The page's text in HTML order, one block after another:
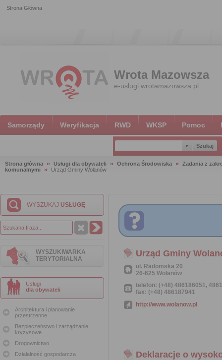
Strona Główna
Wrota Mazowsza
e-uslugi.wrotamazowsza.pl
Samorządy Weryfikacja RWD WKSP Pomoc
Strona główna Usługi dla obywateli Ochrona Środowiska
Zadania z
komunalnymi
Urząd Gminy Wolanów
WYSZUKAJ USŁUGĘ
WYSZUKIWARKA
TERYTORIALNA
Usługi
dla obywateli
Architektura i planowanie
przestrzenne
Bezpieczeństwo i zarządzanie
kryzysowe
Drogownictwo
Działalność gospodarcza
Urząd Gminy
ul. Radomska 20
26-625 Wolanów
telefon: (+48) 486186051,
fax: (+48) 486187941
http://www.wolanow.pl
Deklaracje o